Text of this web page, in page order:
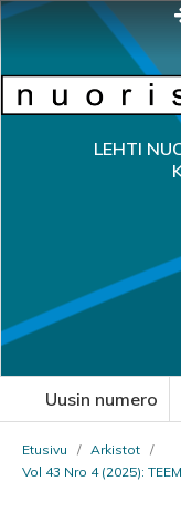
LEHTI
Uusin numero
Etusivu / Arkistot /
Vol 43 Nro 4 (2025):